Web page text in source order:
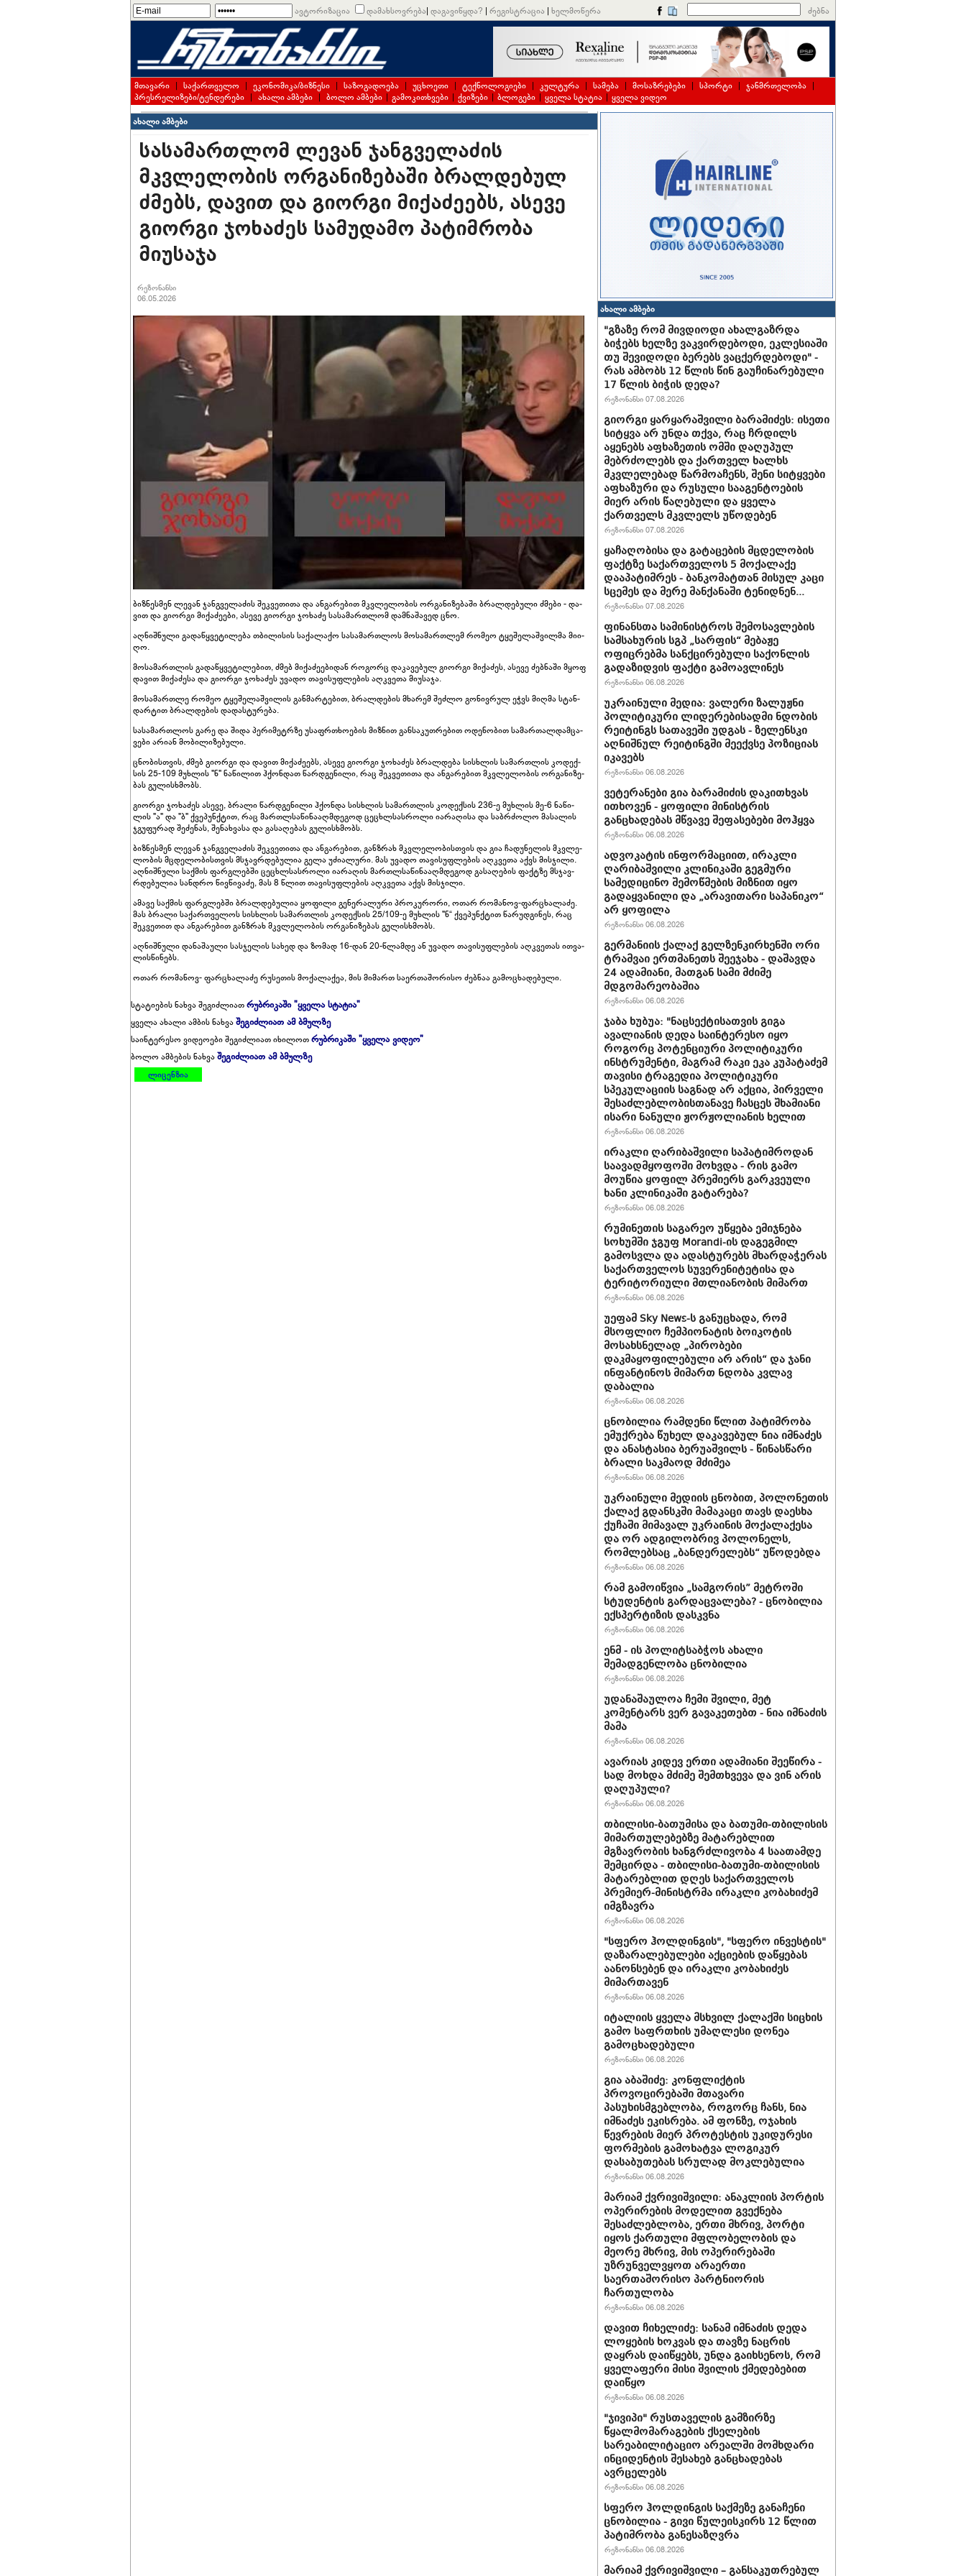
ავტორიზაცია დამახსოვრება| დაგავიწყდა? | რეგისტრაცია | ხელმოწერა ძებნა
მთავარი | საქართველო | ეკონომიკა/ბიზნესი | საზოგადოება | უცხოეთი | ტექნოლოგიები | კულტურა | სამება | მოსაზრებები | სპორტი | ჯანმრთელობა |
პრესრელიზები/ტენდერები | ახალი ამბები | ბოლო ამბები | გამოკითხვები | ქვიზები | ბლოგები | ყველა სტატია | ყველა ვიდეო
ახალი ამბები
სასამართლომ ლევან ჯანგველაძის
მკვლელობის ორგანიზებაში ბრალდებულ
ძმებს, დავით და გიორგი მიქაძეებს, ასევე
გიორგი ჯოხაძეს სამუდამო პატიმრობა
მიუსაჯა
რეზონანსი
06.05.2026
ბიზ­ნეს­მენ ლე­ვან ჯან­გვე­ლა­ძის შეკ­ვე­თი­თა და ან­გა­რე­ბით მკვლე­ლო­ბის ორ­გა­ნი­ზე­ბა­ში ბრალ­დე­ბუ­ლი ძმე­ბი - და­
ვით და გი­ორ­გი მი­ქა­ძე­ე­ბი, ასე­ვე გი­ორ­გი ჯო­ხა­ძე სა­სა­მარ­თლომ დამ­ნა­შა­ვედ ცნო.
აღ­ნიშ­ნუ­ლი გა­და­წყვე­ტი­ლე­ბა თბი­ლი­სის სა­ქა­ლა­ქო სა­სა­მარ­თლოს მო­სა­მარ­თლემ რო­მეო ტყე­შე­ლაშ­ვილ­მა მი­ი­
ღო.
მო­სა­მარ­თლის გა­და­წყვე­ტი­ლე­ბით, ძმებ მი­ქა­ძე­ე­ბი­დან რო­გორც და­კა­ვე­ბულ გი­ორ­გი მი­ქა­ძეს, ასე­ვე ძებ­ნა­ში მყოფ
და­ვით მი­ქა­ძე­სა და გი­ორ­გი ჯო­ხა­ძეს უვა­დო თა­ვი­სუფ­ლე­ბის აღ­კვე­თა მი­უ­სა­ჯა.
მო­სა­მარ­თლე რო­მეო ტყე­შე­ლაშ­ვი­ლის გან­მარ­ტე­ბით, ბრალ­დე­ბის მხა­რემ შეძ­ლო გო­ნივ­რულ ეჭვს მიღ­მა სტან­
დარ­ტით ბრალ­დე­ბის და­დას­ტუ­რე­ბა.
სა­სა­მარ­თლოს გარე და შიდა პე­რი­მეტრზე უსაფრ­თხო­ე­ბის მიზ­ნით გან­სა­კუთ­რე­ბით ოდე­ნო­ბით სა­მარ­თალ­დამ­ცა­
ვე­ბი არი­ან მო­ბი­ლი­ზე­ბუ­ლი.
ცნო­ბის­თვის, ძმებ გი­ორ­გი და და­ვით მი­ქა­ძე­ებს, ასე­ვე გი­ორ­გი ჯო­ხა­ძეს ბრალ­დე­ბა სის­ხლის სა­მარ­თლის კო­დექ­
სის 25-109 მუხ­ლის "ნ" ნა­წი­ლით ჰქონ­დათ წარ­დგე­ნი­ლი, რაც შეკ­ვე­თი­თა და ან­გა­რე­ბით მკვლე­ლო­ბის ორ­გა­ნი­ზე­
ბას გუ­ლის­ხმობს.
გი­ორ­გი ჯო­ხა­ძეს ასე­ვე, ბრა­ლი წარ­დგე­ნი­ლი ჰქონ­და სის­ხლის სა­მარ­თლის კო­დექ­სის 236-ე მუხ­ლის მე-6 ნა­წი­
ლის "ა" და "ბ" ქვე­პუნ­ქტით, რაც მარ­თლსა­წი­ნა­აღ­მდე­გოდ ცე­ცხლსას­რო­ლი ია­რა­ღი­სა და საბ­რძო­ლო მა­სა­ლის
ჯგუ­ფუ­რად შე­ძე­ნას, შე­ნახ­ვა­სა და გა­სა­ღე­ბას გუ­ლის­ხმობს.
ბიზ­ნეს­მენ ლე­ვან ჯან­გვე­ლა­ძის შეკ­ვე­თი­თა და ან­გა­რე­ბით, გან­ზრახ მკვლე­ლო­ბის­თვის და გია ჩა­დუ­ნე­ლის მკვლე­
ლო­ბის მცდე­ლო­ბის­თვის მსჯავ­რდე­ბუ­ლია გელა უძი­ა­ლუ­რი. მას უვა­დო თა­ვი­სუფ­ლე­ბის აღ­კვე­თა აქვს მის­ჯი­ლი.
აღ­ნიშ­ნუ­ლი საქ­მის ფარ­გლებ­ში ცე­ცხლსას­რო­ლი ია­რა­ღის მარ­თლსა­წი­ნა­აღ­მდე­გოდ გა­სა­ღე­ბის ფაქ­ტზე მსჯავ­
რდე­ბუ­ლია სან­დრო წივ­წი­ვა­ძე, მას 8 წლით თა­ვი­სუფ­ლე­ბის აღ­კვე­თა აქვს მის­ჯი­ლი.
ამა­ვე საქ­მის ფარ­გლებ­ში ბრალ­დე­ბუ­ლია ყო­ფი­ლი გე­ნე­რა­ლუ­რი პრო­კუ­რო­რი, ოთარ რო­მა­ნოვ-ფარ­ცხა­ლა­ძე.
მას ბრა­ლი სა­ქარ­თვე­ლოს სის­ხლის სა­მარ­თლის კო­დექ­სის 25/109-ე მუხ­ლის "ნ“ ქვე­პუნ­ქტით წა­რუდ­გი­ნეს, რაც
შეკ­ვე­თით და ან­გა­რე­ბით გან­ზრახ მკვლე­ლო­ბის ორ­გა­ნი­ზე­ბას გუ­ლის­ხმობს.
აღ­ნიშ­ნუ­ლი და­ნა­შა­უ­ლი სას­ჯე­ლის სა­ხედ და ზო­მად 16-დან 20-წლამ­დე ან უვა­დო თა­ვი­სუფ­ლე­ბის აღ­კვე­თას ით­ვა­
ლის­წი­ნებს.
ოთარ რო­მა­ნოვ- ფარ­ცხა­ლა­ძე რუ­სე­თის მო­ქა­ლა­ქეა, მის მი­მართ სა­ერ­თა­შო­რი­სო ძებ­ნაა გა­მო­ცხა­დე­ბუ­ლი.
სტატიების ნახვა შეგიძლიათრუბრიკაში "ყველა სტატია"
ყველა ახალი ამბის ნახვაშეგიძლიათ ამ ბმულზე
საინტერესო ვიდეოები შეგიძლიათ იხილოთრუბრიკაში "ყველა ვიდეო"
ბოლო ამბების ნახვაშეგიძლიათ ამ ბმულზე
ლიცენზია
ახალი ამბები
"გზაზე რომ მივდიოდი ახალგაზრდა
ბიჭებს ხელზე ვაკვირდებოდი, ეკლესიაში
თუ შევიდოდი ბერებს ვაცქერდებოდი" -
რას ამბობს 12 წლის წინ გაუჩინარებული
17 წლის ბიჭის დედა?
რეზონანსი 07.08.2026
გიორგი ყარყარაშვილი ბარამიძეს: ისეთი
სიტყვა არ უნდა თქვა, რაც ჩრდილს
აყენებს აფხაზეთის ომში დაღუპულ
მებრძოლებს და ქართველ ხალხს
მკვლელებად წარმოაჩენს, შენი სიტყვები
აფხაზური და რუსული სააგენტოების
მიერ არის წაღებული და ყველა
ქართველს მკვლელს უწოდებენ
რეზონანსი 07.08.2026
ყაჩაღობისა და გატაცების მცდელობის
ფაქტზე საქართველოს 5 მოქალაქე
დააპატიმრეს - ბანკომატთან მისულ კაცი
სცემეს და მერე მანქანაში ტენიდნენ...
რეზონანსი 07.08.2026
ფინანსთა სამინისტროს შემოსავლების
სამსახურის სგპ „სარფის“ მებაჟე
ოფიცრებმა სანქცირებული საქონლის
გადაზიდვის ფაქტი გამოავლინეს
რეზონანსი 06.08.2026
უკრაინული მედია: ვალერი ზალუჟნი
პოლიტიკური ლიდერებისადმი ნდობის
რეიტინგს სათავეში უდგას - ზელენსკი
აღნიშნულ რეიტინგში მეექვსე პოზიციას
იკავებს
რეზონანსი 06.08.2026
ვეტერანები გია ბარამიძის დაკითხვას
ითხოვენ - ყოფილი მინისტრის
განცხადებას მწვავე შეფასებები მოჰყვა
რეზონანსი 06.08.2026
ადვოკატის ინფორმაციით, ირაკლი
ღარიბაშვილი კლინიკაში გეგმური
სამედიცინო შემოწმების მიზნით იყო
გადაყვანილი და „არავითარი საპანიკო“
არ ყოფილა
რეზონანსი 06.08.2026
გერმანიის ქალაქ გელზენკირხენში ორი
ტრამვაი ერთმანეთს შეეჯახა - დაშავდა
24 ადამიანი, მათგან სამი მძიმე
მდგომარეობაშია
რეზონანსი 06.08.2026
ჯაბა ხუბუა: "ნაცსექტისათვის გიგა
ავალიანის დედა საინტერესო იყო
როგორც პოტენციური პოლიტიკური
ინსტრუმენტი, მაგრამ რაკი ეკა კუპატაძემ
თავისი ტრაგედია პოლიტიკური
სპეკულაციის საგნად არ აქცია, პირველი
შესაძლებლობისთანავე ჩასცეს შხამიანი
ისარი ნანული ჟორჟოლიანის ხელით
რეზონანსი 06.08.2026
ირაკლი ღარიბაშვილი საპატიმროდან
საავადმყოფოში მოხვდა - რის გამო
მოუწია ყოფილ პრემიერს გარკვეული
ხანი კლინიკაში გატარება?
რეზონანსი 06.08.2026
რუმინეთის საგარეო უწყება ემიჯნება
სოხუმში ჯგუფ Morandi-ის დაგეგმილ
გამოსვლა და ადასტურებს მხარდაჭერას
საქართველოს სუვერენიტეტისა და
ტერიტორიული მთლიანობის მიმართ
რეზონანსი 06.08.2026
უეფამ Sky News-ს განუცხადა, რომ
მსოფლიო ჩემპიონატის ბოიკოტის
მოსახსნელად „პირობები
დაკმაყოფილებული არ არის“ და ჯანი
ინფანტინოს მიმართ ნდობა კვლავ
დაბალია
რეზონანსი 06.08.2026
ცნობილია რამდენი წლით პატიმრობა
ემუქრება წუხელ დაკავებულ ნია იმნაძეს
და ანასტასია ბერუაშვილს - წინასწარი
ბრალი საკმაოდ მძიმეა
რეზონანსი 06.08.2026
უკრაინული მედიის ცნობით, პოლონეთის
ქალაქ გდანსკში მამაკაცი თავს დაესხა
ქუჩაში მიმავალ უკრაინის მოქალაქესა
და ორ ადგილობრივ პოლონელს,
რომლებსაც „ბანდერელებს“ უწოდებდა
რეზონანსი 06.08.2026
რამ გამოიწვია „სამგორის” მეტროში
სტუდენტის გარდაცვალება? - ცნობილია
ექსპერტიზის დასკვნა
რეზონანსი 06.08.2026
ენმ - ის პოლიტსაბჭოს ახალი
შემადგენლობა ცნობილია
რეზონანსი 06.08.2026
უდანაშაულოა ჩემი შვილი, მეტ
კომენტარს ვერ გავაკეთებთ - ნია იმნაძის
მამა
რეზონანსი 06.08.2026
ავარიას კიდევ ერთი ადამიანი შეეწირა -
სად მოხდა მძიმე შემთხვევა და ვინ არის
დაღუპული?
რეზონანსი 06.08.2026
თბილისი-ბათუმისა და ბათუმი-თბილისის
მიმართულებებზე მატარებლით
მგზავრობის ხანგრძლივობა 4 საათამდე
შემცირდა - თბილისი-ბათუმი-თბილისის
მატარებლით დღეს საქართველოს
პრემიერ-მინისტრმა ირაკლი კობახიძემ
იმგზავრა
რეზონანსი 06.08.2026
"სფერო ჰოლდინგის", "სფერო ინვესტის"
დაზარალებულები აქციების დაწყებას
აანონსებენ და ირაკლი კობახიძეს
მიმართავენ
რეზონანსი 06.08.2026
იტალიის ყველა მსხვილ ქალაქში სიცხის
გამო საფრთხის უმაღლესი დონეა
გამოცხადებული
რეზონანსი 06.08.2026
გია აბაშიძე: კონფლიქტის
პროვოცირებაში მთავარი
პასუხისმგებლობა, როგორც ჩანს, ნია
იმნაძეს ეკისრება. ამ ფონზე, ოჯახის
წევრების მიერ პროტესტის უკიდურესი
ფორმების გამოხატვა ლოგიკურ
დასაბუთებას სრულად მოკლებულია
რეზონანსი 06.08.2026
მარიამ ქვრივიშვილი: ანაკლიის პორტის
ოპერირების მოდელით გვექნება
შესაძლებლობა, ერთი მხრივ, პორტი
იყოს ქართული მფლობელობის და
მეორე მხრივ, მის ოპერირებაში
უზრუნველვყოთ არაერთი
საერთაშორისო პარტნიორის
ჩართულობა
რეზონანსი 06.08.2026
დავით ჩიხელიძე: სანამ იმნაძის დედა
ლოყების ხოკვას და თავზე ნაცრის
დაყრას დაიწყებს, უნდა გაიხსენოს, რომ
ყველაფერი მისი შვილის ქმედებებით
დაიწყო
რეზონანსი 06.08.2026
"ჯივიპი" რუსთაველის გამზირზე
წყალმომარაგების ქსელების
სარეაბილიტაციო არეალში მომხდარი
ინციდენტის შესახებ განცხადებას
ავრცელებს
რეზონანსი 06.08.2026
სფერო ჰოლდინგის საქმეზე განაჩენი
ცნობილია - გივი წულეისკირს 12 წლით
პატიმრობა განესაზღვრა
რეზონანსი 06.08.2026
მარიამ ქვრივიშვილი – განსაკუთრებულ